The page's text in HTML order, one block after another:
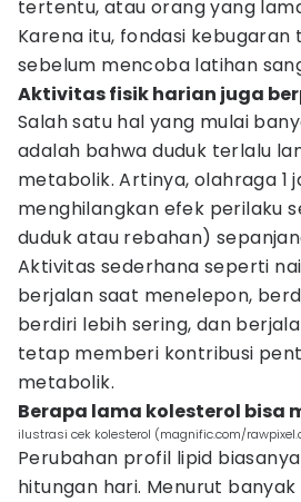
tertentu, atau orang yang
Karena itu, fondasi
sebelum mencoba latihan
Aktivitas fisik harian juga
Salah satu hal yang mulai
adalah bahwa duduk terlalu
metabolik. Artinya, olahraga 1
menghilangkan efek perilaku
duduk atau rebahan)
Aktivitas sederhana seperti
berjalan saat menelepon,
berdiri lebih sering, dan
tetap memberi kontribusi
metabolik.
Berapa lama kolesterol bisa
ilustrasi cek kolesterol (magnific.com/
Perubahan profil lipid
hitungan hari. Menurut